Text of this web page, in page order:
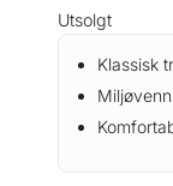
Utsolgt
Klassisk